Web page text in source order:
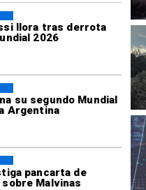
llora tras derrota
2026
su segundo Mundial
Argentina
pancarta de
Malvinas